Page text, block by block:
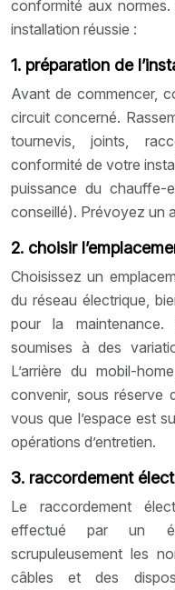
conformité aux
installation réussie :
1. préparation de
Avant de commencer,
circuit concerné.
tournevis, joints,
conformité de votre
puissance du chauffe-
conseillé). Prévoyez un
2. choisir
Choisissez un
du réseau électrique,
pour la
soumises à des
L’arrière du mobil-
convenir, sous réserve
vous que l’espace est
opérations d’entretien.
3. raccordement
Le raccordement
effectué par un
scrupuleusement les
câbles et des